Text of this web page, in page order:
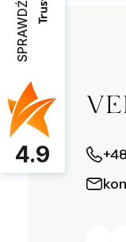
4.9